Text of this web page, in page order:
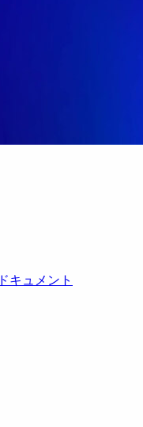
ドキュメント